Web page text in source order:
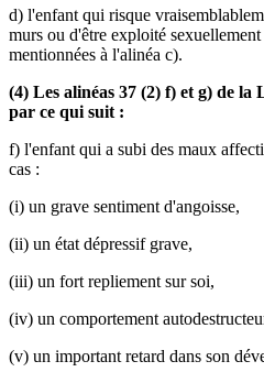
d) l'enfant qui risque
murs ou d'être exploité
mentionnées à l'alinéa c).
(4) Les alinéas 37 (2) f) et g) de la
par ce qui suit :
f) l'enfant qui a subi des maux
cas :
(i) un grave sentiment d'angoisse,
(ii) un état dépressif grave,
(iii) un fort repliement sur soi,
(iv) un comportement
(v) un important retard dans son